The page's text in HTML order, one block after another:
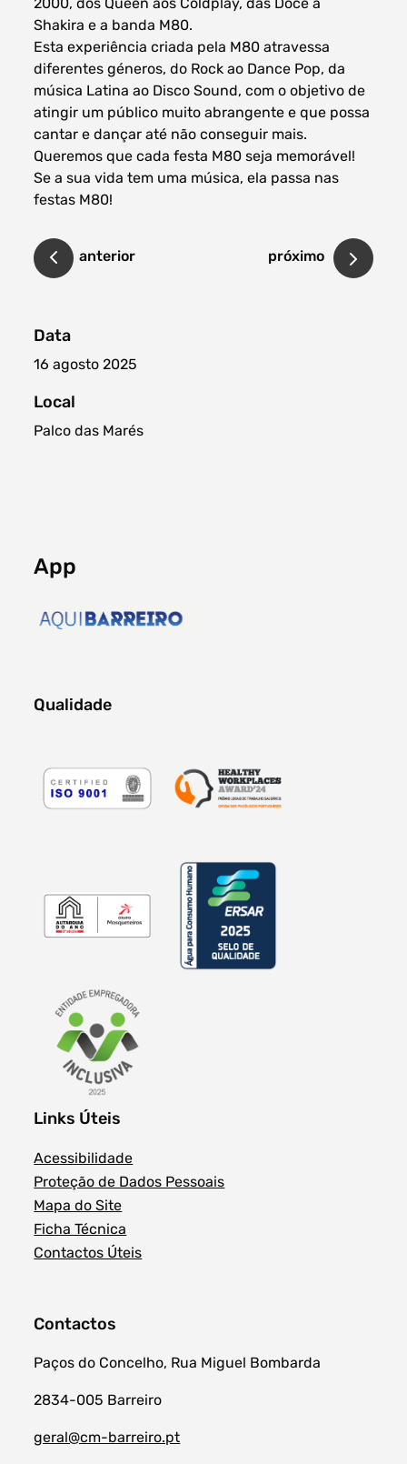
Shakira e a banda M80.
Esta experiência criada pela M80 atravessa
diferentes géneros, do Rock ao Dance Pop, da
música Latina ao Disco Sound, com o objetivo de
atingir um público muito abrangente e que possa
cantar e dançar até não conseguir mais.
Queremos que cada festa M80 seja memorável!
Se a sua vida tem uma música, ela passa nas
festas M80!
anterior próximo
Data
16 agosto 2025
Local
Palco das Marés
App
Qualidade
Links Úteis
Acessibilidade
Proteção de Dados Pessoais
Mapa do Site
Ficha Técnica
Contactos Úteis
Contactos
Paços do Concelho, Rua Miguel Bombarda
2834-005 Barreiro
geral@cm-barreiro.pt